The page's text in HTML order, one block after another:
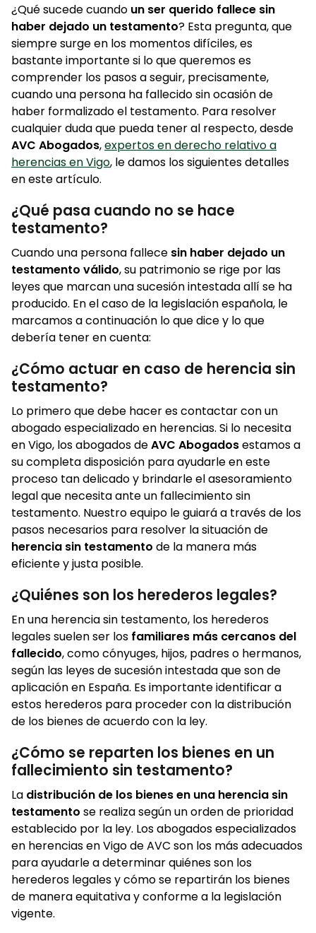
¿Qué sucede cuando un ser querido fallece sin
haber dejado un testamento? Esta pregunta, que
siempre surge en los momentos difíciles, es
bastante importante si lo que queremos es
comprender los pasos a seguir, precisamente,
cuando una persona ha fallecido sin ocasión de
haber formalizado el testamento. Para resolver
cualquier duda que pueda tener al respecto, desde
AVC Abogados,expertos en derecho relativo a
herencias en Vigo, le damos los siguientes detalles
en este artículo.
¿Qué pasa cuando no se hace
testamento?
Cuando una persona fallece sin haber dejado un
testamento válido, su patrimonio se rige por las
leyes que marcan una sucesión intestada allí se ha
producido. En el caso de la legislación española, le
marcamos a continuación lo que dice y lo que
debería tener en cuenta:
¿Cómo actuar en caso de herencia sin
testamento?
Lo primero que debe hacer es contactar con un
abogado especializado en herencias. Si lo necesita
en Vigo, los abogados deAVC Abogadosestamos a
su completa disposición para ayudarle en este
proceso tan delicado y brindarle el asesoramiento
legal que necesita ante un fallecimiento sin
testamento. Nuestro equipo le guiará a través de los
pasos necesarios para resolver la situación de
herencia sin testamento de la manera más
eficiente y justa posible.
¿Quiénes son los herederos legales?
En una herencia sin testamento, los herederos
legales suelen ser los familiares más cercanos del
fallecido, como cónyuges, hijos, padres o hermanos,
según las leyes de sucesión intestada que son de
aplicación en España. Es importante identificar a
estos herederos para proceder con la distribución
de los bienes de acuerdo con la ley.
¿Cómo se reparten los bienes en un
fallecimiento sin testamento?
La distribución de los bienes en una herencia sin
testamento se realiza según un orden de prioridad
establecido por la ley. Los abogados especializados
en herencias en Vigo de AVC son los más adecuados
para ayudarle a determinar quiénes son los
herederos legales y cómo se repartirán los bienes
de manera equitativa y conforme a la legislación
vigente.